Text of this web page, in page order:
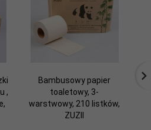
,
Bambusowy papier
toaletowy, 3-
warstwowy, 210 listków,
ZUZII